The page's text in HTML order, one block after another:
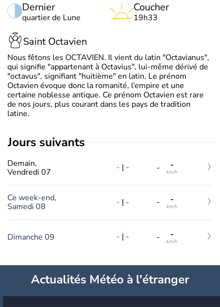
Dernier
quartier de Lune
Coucher
19h33
Saint Octavien
Nous fêtons les OCTAVIEN. Il vient du latin "Octavianus",
qui signifie "appartenant à Octavius", lui-même dérivé de
"octavus", signifiant "huitième" en latin. Le prénom
Octavien évoque donc la romanité, l’empire et une
certaine noblesse antique. Ce prénom Octavien est rare
de nos jours, plus courant dans les pays de tradition
latine.
jours suivants
Demain,
Vendredi 07
- | - - -
km/h
Ce week-end,
Samedi 08
- | - - -
km/h
Dimanche 09 - | - - -
km/h
Actualités Météo à l'étranger